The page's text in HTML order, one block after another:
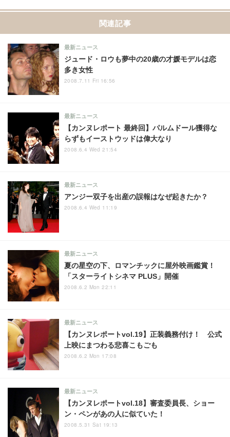
関連記事
ジュード・ロウも夢中の20歳の才媛モデルは恋
多き女性
最新ニュース
2008.7.11 Fri 16:56
【カンヌレポート 最終回】パルムドール獲得な
らずもイーストウッドは偉大なり
最新ニュース
2008.6.4 Wed 21:54
アンジー双子を出産の誤報はなぜ起きたか？
最新ニュース
2008.6.4 Wed 11:19
夏の星空の下、ロマンチックに屋外映画鑑賞！
「スターライトシネマ PLUS」開催
最新ニュース
2008.6.2 Mon 22:11
【カンヌレポートvol.19】正装義務付け！ 公式
上映にまつわる悲喜こもごも
最新ニュース
2008.6.2 Mon 17:08
【カンヌレポートvol.18】審査委員長、ショー
ン・ペンがあの人に似ていた！
最新ニュース
2008.5.31 Sat 19:13